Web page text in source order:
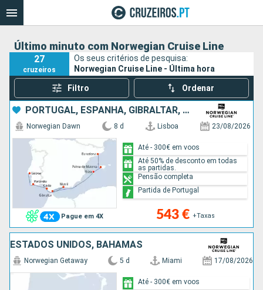
Último minuto com Norwegian Cruise Line
27
cruzeiros
Os seus critérios de pesquisa:
Norwegian Cruise Line - Última hora
Filtro Ordenar
PORTUGAL, ESPANHA, GIBRALTAR, IBIZA, MAIORCA
Pague em 4X
Norwegian Dawn 8 d Lisboa 23/08/2026
543 € +Taxas
Até - 300€ em voos
Até 50% de desconto em todas
as partidas.
Pensão completa
Partida de Portugal
ESTADOS UNIDOS, BAHAMAS
Norwegian Getaway 5 d Miami 17/08/2026
Até - 300€ em voos